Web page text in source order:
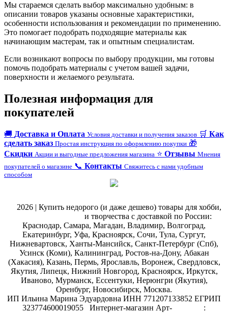
Мы стараемся сделать выбор максимально удобным: в
описании товаров указаны основные характеристики,
особенности использования и рекомендации по применению.
Это помогает подобрать подходящие материалы как
начинающим мастерам, так и опытным специалистам.
Если возникают вопросы по выбору продукции, мы готовы
помочь подобрать материалы с учетом вашей задачи,
поверхности и желаемого результата.
Полезная информация для
покупателей
🚚 Доставка и Оплата Условия доставки и получения заказов 🛒 Как
сделать заказ Простая инструкция по оформлению покупки 🎁
Скидки Акции и выгодные предложения магазина ⭐ Отзывы Мнения
покупателей о магазине 📞 Контакты Свяжитесь с нами удобным
способом
2026 | Купить недорого (и даже дешево) товары для хобби,
и творчества с доставкой по России:
Краснодар, Самара, Магадан, Владимир, Волгоград,
Екатеринбург, Уфа, Красноярск, Сочи, Тула, Сургут,
Нижневартовск, Ханты-Мансийск, Санкт-Петербург (Спб),
Усинск (Коми), Калининград, Ростов-на-Дону, Абакан
(Хакасия), Казань, Пермь, Ярославль, Воронеж, Свердловск,
Якутия, Липецк, Нижний Новгород, Красноярск, Иркутск,
Иваново, Мурманск, Ессентуки, Нерюнгри (Якутия),
Оренбург, Новосибирск, Москва.
ИП Ильина Марина Эдуардовна ИНН 771207133852 ЕГРИП
323774600019055
Интернет-магазин Арт-
: